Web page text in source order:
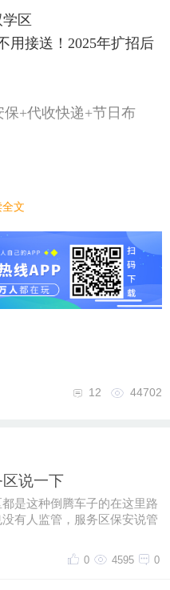
区
用接送！2025年扩招后
+代收快递+节日布
成功就是净赚～
天候阳光暴击☀
商场遛娃超方便
全文
44702
12
说一下
是这种倒腾车子的在这里路
有人监管，服务区保安说管
0
4595
0